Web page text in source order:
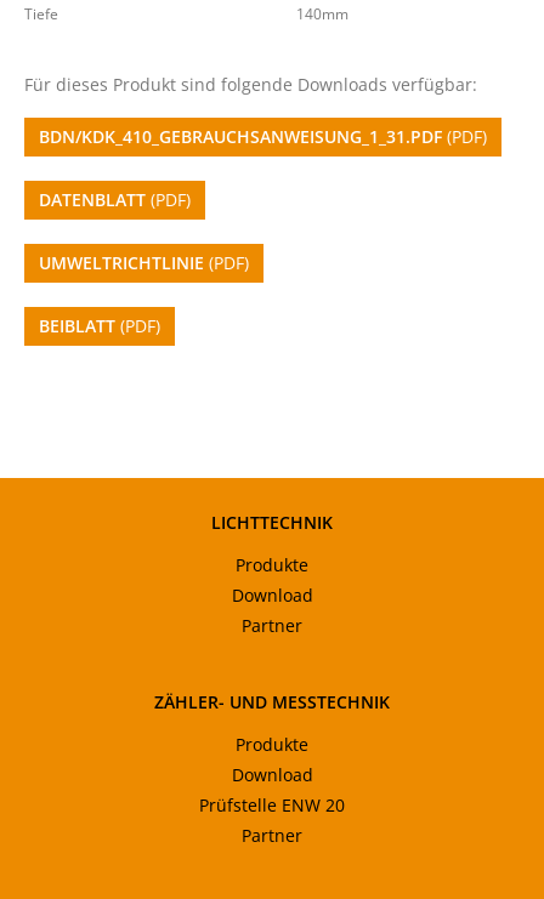
Tiefe
140mm
Für dieses Produkt sind folgende Downloads verfügbar:
BDN/KDK_410_GEBRAUCHSANWEISUNG_1_31.PDF (PDF)
DATENBLATT (PDF)
UMWELTRICHTLINIE (PDF)
BEIBLATT (PDF)
LICHTTECHNIK
Produkte
Download
Partner
ZÄHLER- UND MESSTECHNIK
Produkte
Download
Prüfstelle ENW 20
Partner